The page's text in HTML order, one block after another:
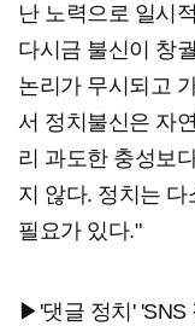
난 노력으로 일시
다시금 불신이 창
논리가 무시되고
서 정치불신은 자
리 과도한 충성보
지 않다. 정치는
필요가 있다."
▶'댓글 정치' 'SNS